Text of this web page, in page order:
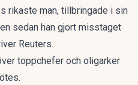
rikaste man, tillbringade i sin
sedan han gjort misstaget
Reuters.
toppchefer och oligarker